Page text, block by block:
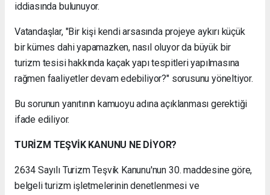
iddiasında bulunuyor.
Vatandaşlar, "Bir kişi kendi arsasında projeye aykırı küçük
bir kümes dahi yapamazken, nasıl oluyor da büyük bir
turizm tesisi hakkında kaçak yapı tespitleri yapılmasına
rağmen faaliyetler devam edebiliyor?" sorusunu yöneltiyor.
Bu sorunun yanıtının kamuoyu adına açıklanması gerektiği
ifade ediliyor.
TURİZM TEŞVİK KANUNU NE DİYOR?
2634 Sayılı Turizm Teşvik Kanunu'nun 30. maddesine göre,
belgeli turizm işletmelerinin denetlenmesi ve